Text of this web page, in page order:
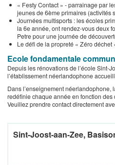
« Festy Contact » - parrainage par
jeunes de 6ème primaires (activités
Journées multisports : les écoles
la 6e année, ont rendez-vous deux
Petre pour une journée de
Le défi de la propreté « Zéro déchet
Ecole fondamentale
Depuis les rénovations de l’école Sint-
l’établissement néerlandophone
Dans l’enseignement néerlandophone,
redéfinie chaque année en fonction
Veuillez prendre contact directement
Sint-Joost-aan-Zee,